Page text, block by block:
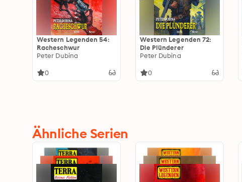
Western Legenden 54:
Racheschwur
Peter Dubina
0
Western Legenden 72:
Die Plünderer
Peter Dubina
0
Ähnliche Serien